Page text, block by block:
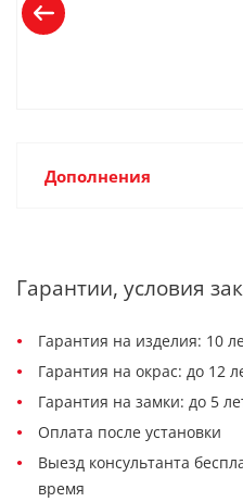
Дополнения
Гарантии, условия
Гарантия на изделия: 10
Гарантия на окрас: до 12
Гарантия на замки: до 5
Оплата после установки
Выезд консультанта
время